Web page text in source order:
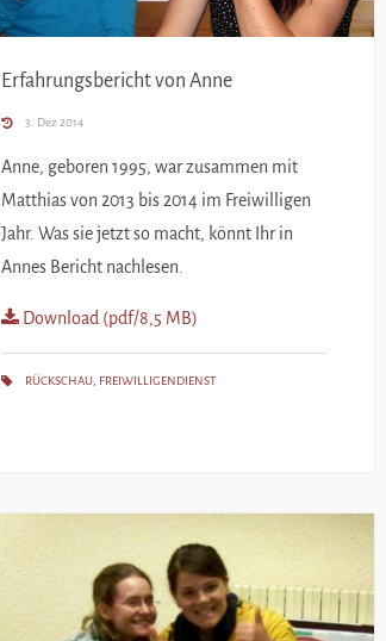
Erfahrungsbericht von Anne
3. Dez 2014
Anne, geboren 1995, war zusammen mit
Matthias von 2013 bis 2014 im Freiwilligen
Jahr. Was sie jetzt so macht, könnt Ihr in
Annes Bericht nachlesen.
Download (pdf/8,5 MB)
RÜCKSCHAU FREIWILLIGENDIENST